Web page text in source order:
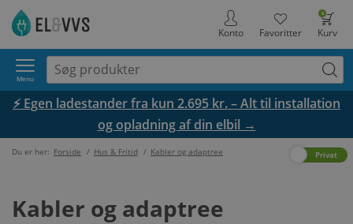
0
Kurv
Favoritter
Konto
Menu
⚡ Egen ladestander fra kun 2.695 kr. – Alt til installation
og opladning af din elbil →
Du er her: Forside / Hus & Fritid / Kabler og adaptree Privat
Kabler og adaptree